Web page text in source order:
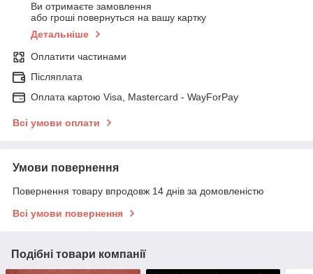
Ви отримаєте замовлення
або гроші повернуться на вашу картку
Детальніше
Оплатити частинами
Післяплата
Оплата картою Visa, Mastercard - WayForPay
Всі умови оплати
Умови повернення
Повернення товару впродовж 14 днів за домовленістю
Всі умови повернення
Подібні товари компанії